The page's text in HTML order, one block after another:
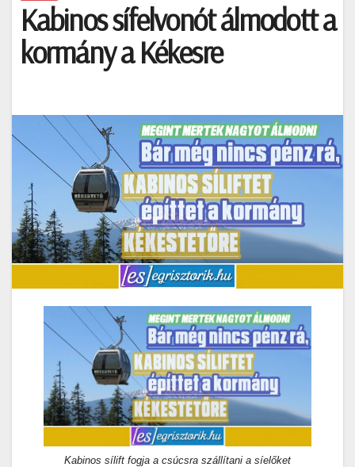
Kabinos sífelvonót álmodott a
kormány a Kékesre
Kabinos sílift fogja a csúcsra szállítani a síelőket